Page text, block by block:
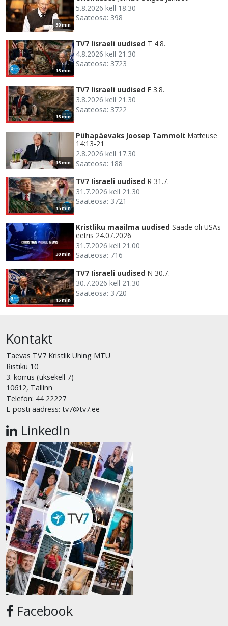
30 min
5.8.2026 kell 18.30
Saateosa: 398
15 min
TV7 Iisraeli uudised T 4.8.
4.8.2026 kell 21.30
Saateosa: 3723
15 min
TV7 Iisraeli uudised E 3.8.
3.8.2026 kell 21.30
Saateosa: 3722
15 min
Pühapäevaks Joosep Tammolt Matteuse
14:13-21
2.8.2026 kell 17.30
Saateosa: 188
15 min
TV7 Iisraeli uudised R 31.7.
31.7.2026 kell 21.30
Saateosa: 3721
30 min
Kristliku maailma uudised Saade oli USAs
eetris 24.07.2026
31.7.2026 kell 21.00
Saateosa: 716
15 min
TV7 Iisraeli uudised N 30.7.
30.7.2026 kell 21.30
Saateosa: 3720
Kontakt
Taevas TV7 Kristlik Ühing MTÜ
Ristiku 10
3. korrus (uksekell 7)
10612, Tallinn
Telefon: 44 22227
E-posti aadress: tv7@tv7.ee
LinkedIn
Facebook